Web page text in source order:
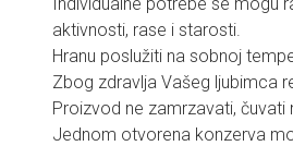
aktivnosti, rase i starosti.
Hranu poslužiti na sobnoj
Zbog zdravlja Vašeg ljubimca
Proizvod ne zamrzavati,
Jednom otvorena konzerva